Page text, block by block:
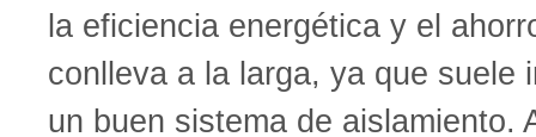
la eficiencia energética y el
conlleva a la larga, ya que suele
un buen sistema de aislamiento.